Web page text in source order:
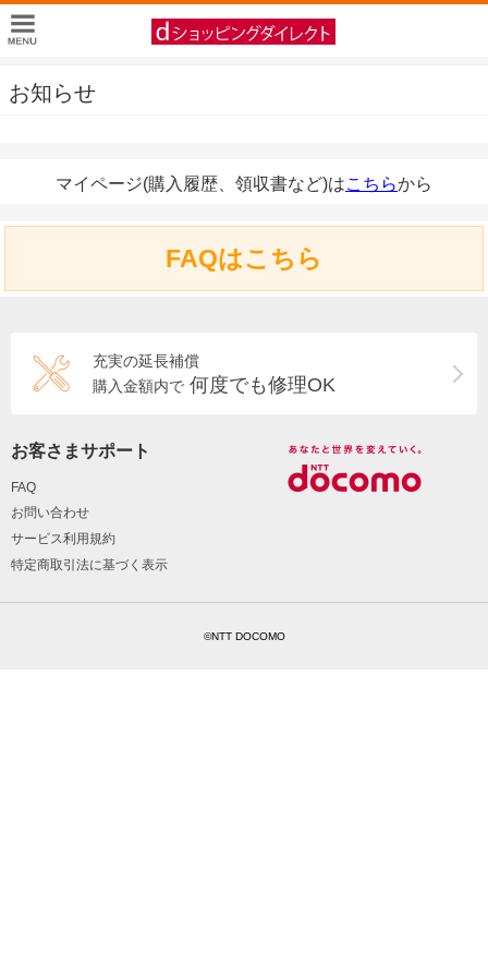
お知らせ
マイページ(購入履歴、領収書など)はこちらから
FAQはこちら
充実の延長補償
購入金額内で 何度でも修理OK
お客さまサポート
FAQ
お問い合わせ
サービス利用規約
特定商取引法に基づく表示
©NTT DOCOMO